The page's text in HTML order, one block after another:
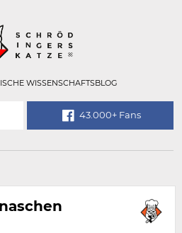
WISSENSCHAFTSBLOG
43.000+ Fans